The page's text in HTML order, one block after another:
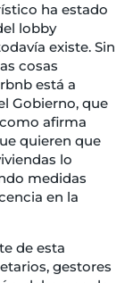
ha estado
lobby
existe. Sin
cosas
está a
Gobierno, que
afirma
quieren que
lo
medidas
en la
de esta
gestores